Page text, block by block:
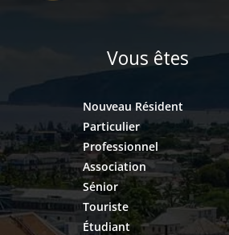
Vous êtes
Nouveau Résident
Particulier
Professionnel
Association
Sénior
Touriste
Étudiant